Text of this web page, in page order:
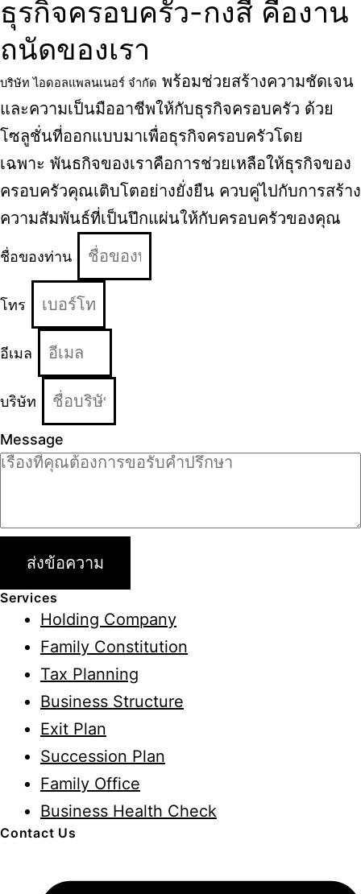
ธุรกิจครอบครัว-กงสี คืองาน
ถนัดของเรา
บริษัท ไอดอลแพลนเนอร์ จำกัด พร้อมช่วยสร้างความชัดเจน
และความเป็นมืออาชีพให้กับธุรกิจครอบครัว ด้วย
โซลูชั่นที่ออกแบบมาเพื่อธุรกิจครอบครัวโดย
เฉพาะ พันธกิจของเราคือการช่วยเหลือให้ธุรกิจของ
ครอบครัวคุณเติบโตอย่างยั่งยืน ควบคู่ไปกับการสร้าง
ความสัมพันธ์ที่เป็นปึกแผ่นให้กับครอบครัวของคุณ
ชื่อของท่าน
โทร
อีเมล
บริษัท
Message
ส่งข้อความ
Services
Holding Company
Family Constitution
Tax Planning
Business Structure
Exit Plan
Succession Plan
Family Office
Business Health Check
Contact Us